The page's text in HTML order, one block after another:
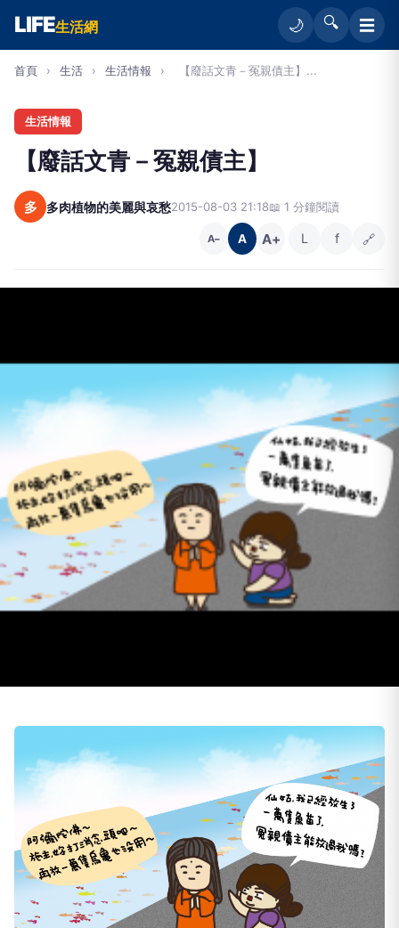
LIFE生活網 🌙 🔍 ☰
首頁 › 生活 › 生活情報 › 【廢話文青－冤親債主】...
生活情報
【廢話文青－冤親債主】
多 多肉植物的美麗與哀愁2015-08-03 21:18📖 1 分鐘閱讀
A− A A+ L f 🔗